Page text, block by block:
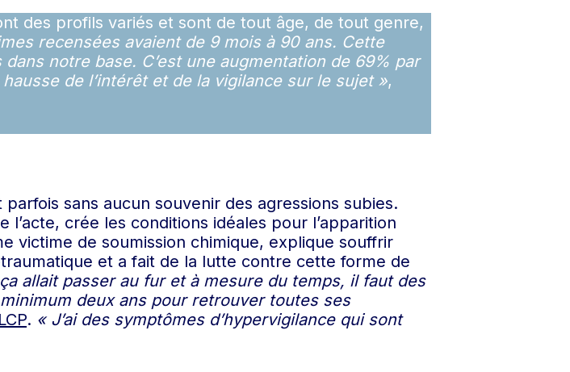
des profils variés et sont de tout âge, de tout genre,
recensées avaient de 9 mois à 90 ans. Cette
notre base. C’est une augmentation de 69% par
de l’intérêt et de la vigilance sur le sujet »,
sans aucun souvenir des agressions subies.
crée les conditions idéales pour l’apparition
victime de soumission chimique, explique souffrir
et a fait de la lutte contre cette forme de
allait passer au fur et à mesure du temps, il faut des
deux ans pour retrouver toutes ses
. « J’ai des symptômes d’hypervigilance qui sont